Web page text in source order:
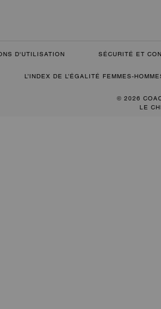
D'UTILISATION SÉCURITÉ ET
L’INDEX DE L’ÉGALITÉ FEMMES-
© 2026
LE